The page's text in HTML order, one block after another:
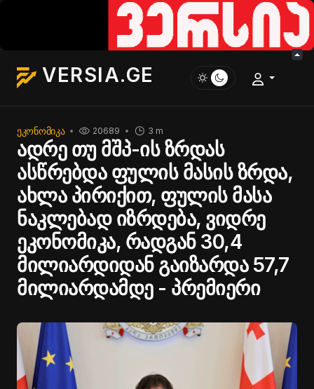
VERSIA.GE
ᲔᲙᲝᲜᲝᲛᲘᲙᲐ 3 m
20689
ადრე თუ მშპ-ის ზრდას
ასწრებდა ფულის მასის ზრდა,
ახლა პირიქით, ფულის მასა
ნაკლებად იზრდება, ვიდრე
ეკონომიკა, რადგან 30,4
მილიარდიდან გაიზარდა 57,7
მილიარდამდე - პრემიერი